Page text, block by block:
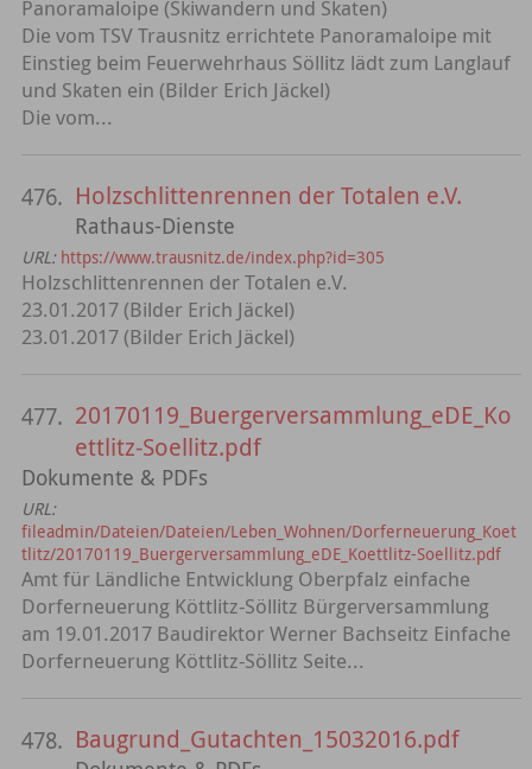
Panoramaloipe (Skiwandern und Skaten)
Die vom TSV Trausnitz errichtete Panoramaloipe mit
Einstieg beim Feuerwehrhaus Söllitz lädt zum Langlauf
und Skaten ein (Bilder Erich Jäckel)
Die vom...
476. Holzschlittenrennen der Totalen e.V.
Rathaus-Dienste
URL: https://www.trausnitz.de/index.php?id=305
Holzschlittenrennen der Totalen e.V.
23.01.2017 (Bilder Erich Jäckel)
23.01.2017 (Bilder Erich Jäckel)
477. 20170119_Buergerversammlung_eDE_Ko
ettlitz-Soellitz.pdf
Dokumente & PDFs
URL:
fileadmin/Dateien/Dateien/Leben_Wohnen/Dorferneuerung_Koet
tlitz/20170119_Buergerversammlung_eDE_Koettlitz-Soellitz.pdf
Amt für Ländliche Entwicklung Oberpfalz einfache
Dorferneuerung Köttlitz-Söllitz Bürgerversammlung
am 19.01.2017 Baudirektor Werner Bachseitz Einfache
Dorferneuerung Köttlitz-Söllitz Seite...
478. Baugrund_Gutachten_15032016.pdf